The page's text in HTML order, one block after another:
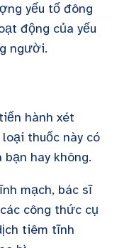
yếu tố đông
động của yếu
người.
hành xét
thuốc này có
hay không.
mạch, bác sĩ
công thức cụ
tiêm tĩnh